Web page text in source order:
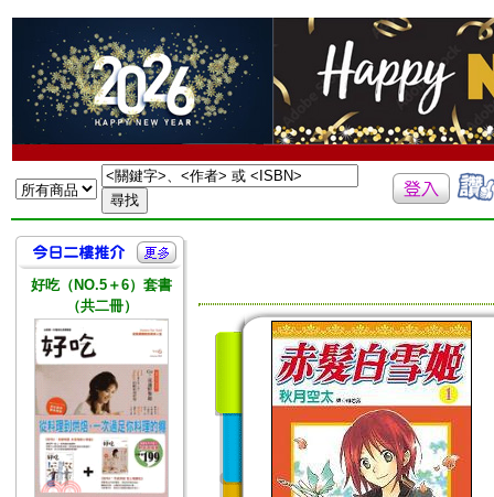
好吃（NO.5＋6）套書
（共二冊）